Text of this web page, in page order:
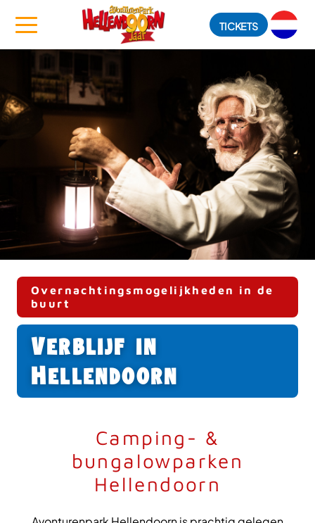
TICKETS
Overnachtingsmogelijkheden in de
buurt
Verblijf in
Hellendoorn
Camping- &
bungalowparken
Hellendoorn